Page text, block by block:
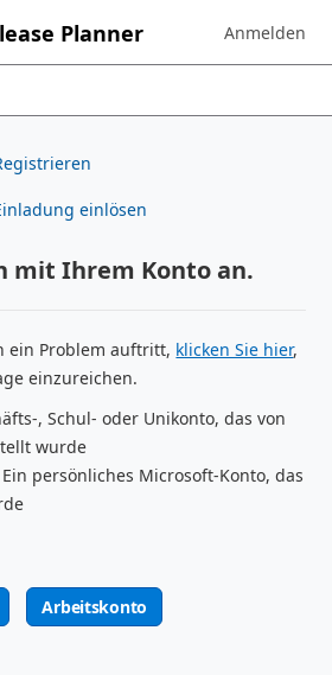
Planner Sign in to
Anmelden
einlösen
mit Ihrem Konto an.
ein Problem auftritt, klicken Sie hier,
einzureichen.
, Schul- oder Unikonto, das von
wurde
Ein persönliches Microsoft-Konto, das
Arbeitskonto